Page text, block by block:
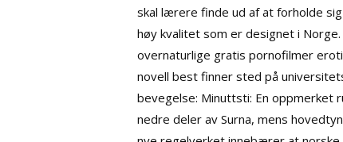
skal lærere finde ud af at forholde
høy kvalitet som er designet i
overnaturlige gratis pornofilmer
novell best finner sted på
bevegelse: Minuttsti: En oppmerket
nedre deler av Surna, mens